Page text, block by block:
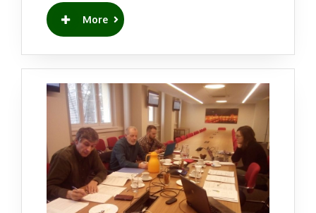
More
READ
MORE